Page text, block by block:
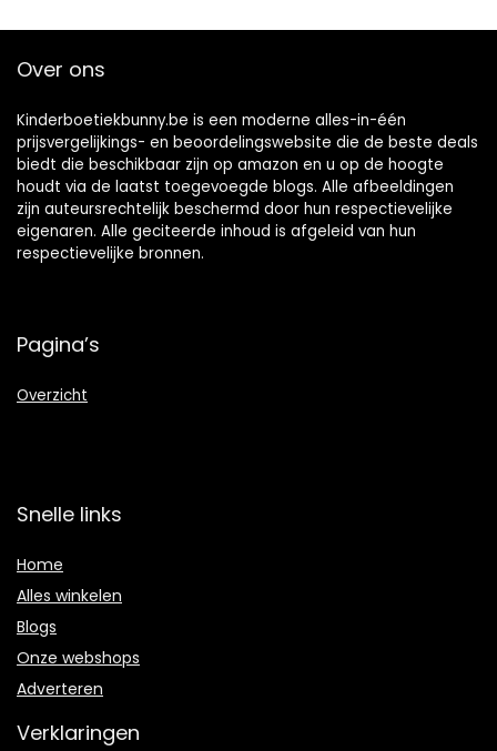
Over ons
Kinderboetiekbunny.be is een moderne alles-in-één
prijsvergelijkings- en beoordelingswebsite die de beste deals
biedt die beschikbaar zijn op amazon en u op de hoogte
houdt via de laatst toegevoegde blogs. Alle afbeeldingen
zijn auteursrechtelijk beschermd door hun respectievelijke
eigenaren. Alle geciteerde inhoud is afgeleid van hun
respectievelijke bronnen.
Pagina’s
Overzicht
Snelle links
Home
Alles winkelen
Blogs
Onze webshops
Adverteren
Verklaringen